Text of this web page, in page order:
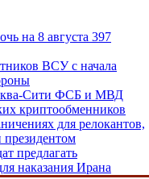
на 8 августа 397
ВСУ с начала
Сити ФСБ и МВД
криптообменников
для релокантов,
президентом
предлагать
наказания Ирана